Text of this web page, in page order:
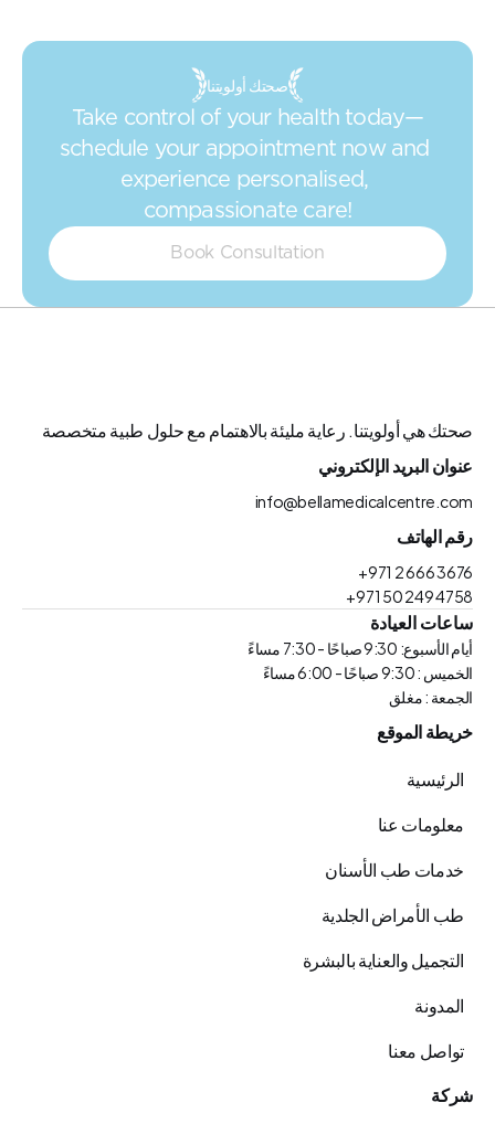
صحتك أولويتنا
Take control of your health today—
schedule your appointment now and
experience personalised,
compassionate care!
Book Consultation
صحتك هي أولويتنا. رعاية مليئة بالاهتمام مع حلول طبية متخصصة
عنوان البريد الإلكتروني
info@bellamedicalcentre.com
رقم الهاتف
+971 2 666 3676
+971 50 249 4758
ساعات العيادة
أيام الأسبوع: 9:30 صباحًا - 7:30 مساءً
الخميس : 9:30 صباحًا - 6:00 مساءً
الجمعة : مغلق
خريطة الموقع
الرئيسية
معلومات عنا
خدمات طب الأسنان
طب الأمراض الجلدية
التجميل والعناية بالبشرة
المدونة
تواصل معنا
شركة